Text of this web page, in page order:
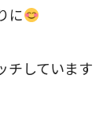
に
チしています